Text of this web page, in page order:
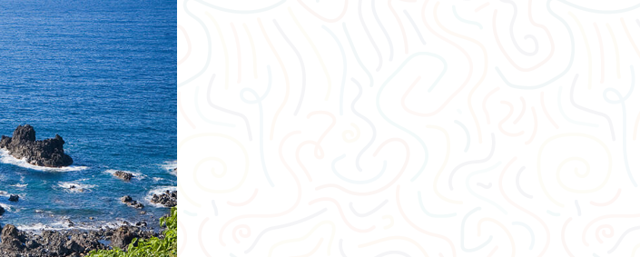
타카 다테 산274m
야마가타현 쯔루오카 시
구마노 장봉430m
야마가타현 쯔루오카 시
하치 모리 산416m
야마가타현 쯔루오카 시
아쯔미 다케
야마가타현 쯔루오카 시
텐바쿠 산
야마가타현 쯔루오카 시